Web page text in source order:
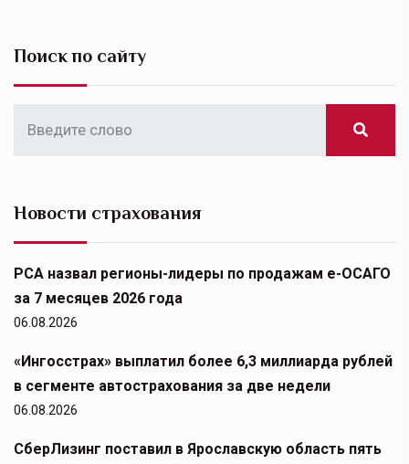
Поиск по сайту
Новости страхования
РСА назвал регионы-лидеры по продажам е-ОСАГО
за 7 месяцев 2026 года
06.08.2026
«Ингосстрах» выплатил более 6,3 миллиарда рублей
в сегменте автострахования за две недели
06.08.2026
СберЛизинг поставил в Ярославскую область пять